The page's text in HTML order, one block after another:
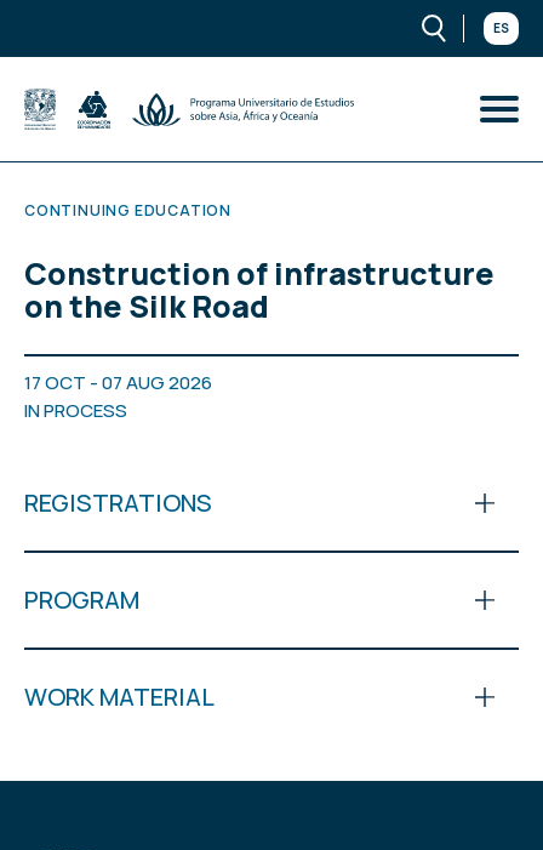
ES
CONTINUING EDUCATION
Construction of infrastructure
on the Silk Road
17 OCT - 07 AUG 2026
IN PROCESS
REGISTRATIONS
PROGRAM
WORK MATERIAL